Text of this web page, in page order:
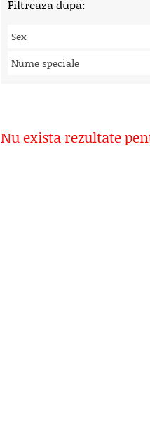
Filtreaza dupa:
Sex
Nume speciale
Nu exista rezultate